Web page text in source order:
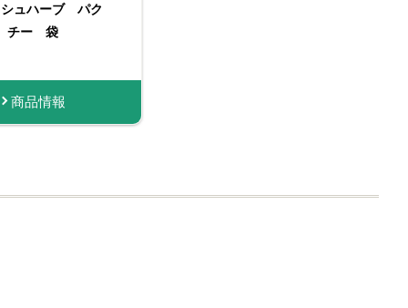
スティックスパイス ク
商品情報
シュハーブ パク
チー 袋
商品情報